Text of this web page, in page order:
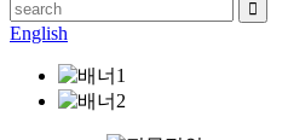
English